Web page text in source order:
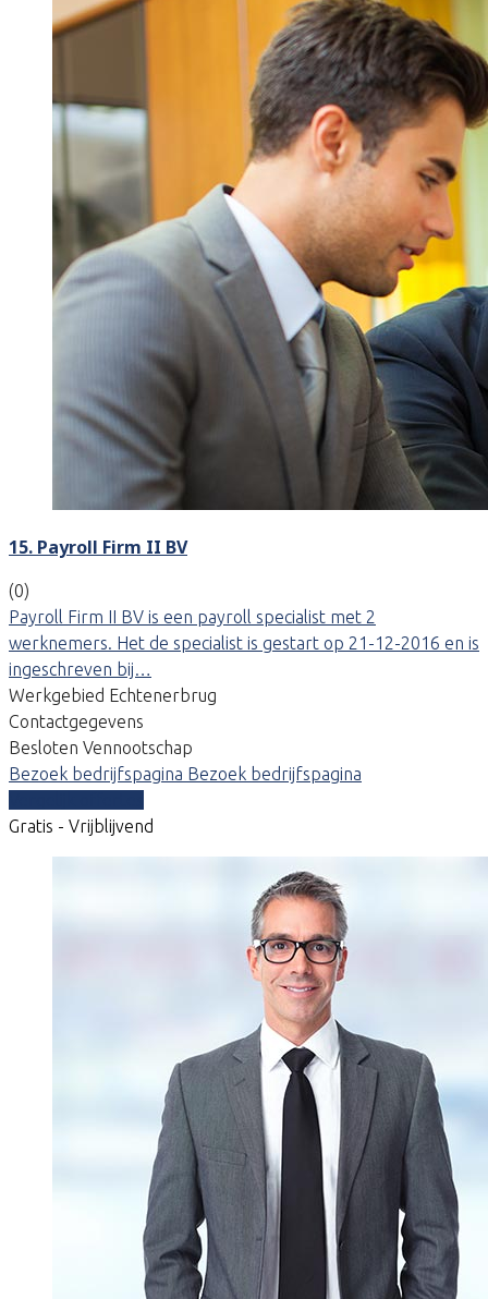
15. Payroll Firm II BV
(0)
Payroll Firm II BV is een payroll specialist met 2
werknemers. Het de specialist is gestart op 21-12-2016 en is
ingeschreven bij…
Werkgebied Echtenerbrug
Contactgegevens
Besloten Vennootschap
Bezoek bedrijfspagina Bezoek bedrijfspagina
Gratis - Vrijblijvend